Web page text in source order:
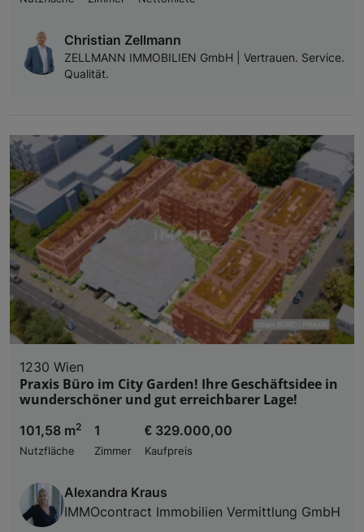
Christian Zellmann
ZELLMANN IMMOBILIEN GmbH | Vertrauen. Service.
Qualität.
1230 Wien
Praxis Büro im City Garden! Ihre Geschäftsidee in
wunderschöner und gut erreichbarer Lage!
101,58 m2
Nutzfläche
1
Zimmer
€ 329.000,00
Kaufpreis
Alexandra Kraus
IMMOcontract Immobilien Vermittlung GmbH